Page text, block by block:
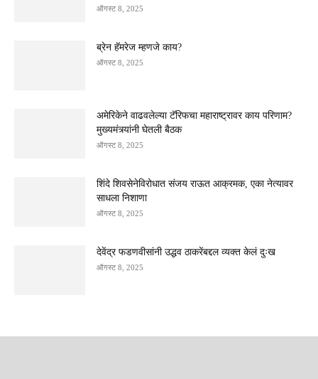
ऑगस्ट 8, 2025
ब्रेन हॅमरेज म्हणजे काय?
ऑगस्ट 8, 2025
अमेरिकेने वाढवलेल्या टॅरिफचा महाराष्ट्रावर काय परिणाम?
मुख्यमंत्र्यांनी घेतली बैठक
ऑगस्ट 8, 2025
शिंदे शिवसेनेविरोधात संजय राऊत आक्रमक, एका नेत्यावर
साधला निशाणा
ऑगस्ट 8, 2025
देवेंद्र फडणवीसांनी उद्धव ठाकरेंबद्दल व्यक्त केलं दुःख
ऑगस्ट 8, 2025